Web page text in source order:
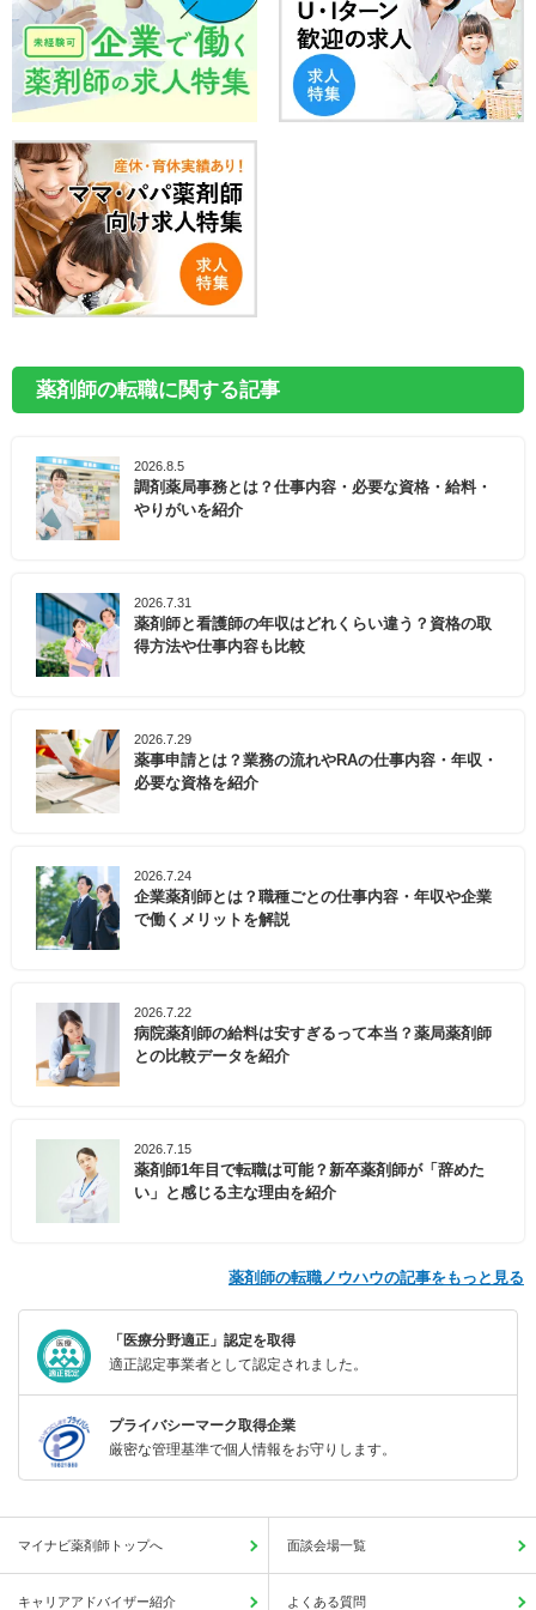
薬剤師の転職に関する記事
2026.8.5
調剤薬局事務とは？仕事内容・必要な資格・給料・
やりがいを紹介
2026.7.31
薬剤師と看護師の年収はどれくらい違う？資格の取
得方法や仕事内容も比較
2026.7.29
薬事申請とは？業務の流れやRAの仕事内容・年収・
必要な資格を紹介
2026.7.24
企業薬剤師とは？職種ごとの仕事内容・年収や企業
で働くメリットを解説
2026.7.22
病院薬剤師の給料は安すぎるって本当？薬局薬剤師
との比較データを紹介
2026.7.15
薬剤師1年目で転職は可能？新卒薬剤師が「辞めた
い」と感じる主な理由を紹介
薬剤師の転職ノウハウの記事をもっと見る
「医療分野適正」認定を取得
適正認定事業者として認定されました。
プライバシーマーク取得企業
厳密な管理基準で個人情報をお守りします。
マイナビ薬剤師トップへ 面談会場一覧
キャリアアドバイザー紹介 よくある質問